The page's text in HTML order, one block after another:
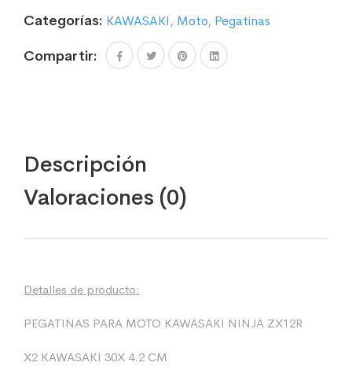
cantidad
Categorías: KAWASAKI, Moto, Pegatinas
Compartir:
Descripción
Valoraciones (0)
Detalles de producto:
PEGATINAS PARA MOTO KAWASAKI NINJA ZX12R
X2 KAWASAKI 30X 4.2 CM